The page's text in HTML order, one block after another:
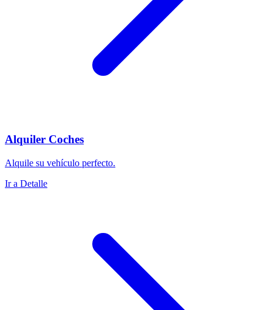
Alquiler Coches
Alquile su vehículo perfecto.
Ir a Detalle